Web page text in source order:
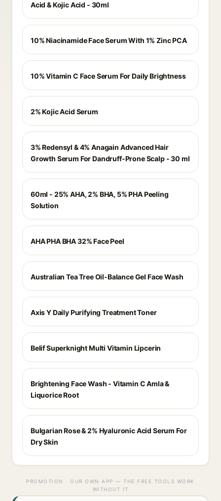
Acid & Kojic Acid - 30ml
10% Niacinamide Face Serum With 1% Zinc PCA
10% Vitamin C Face Serum For Daily Brightness
2% Kojic Acid Serum
3% Redensyl & 4% Anagain Advanced Hair
Growth Serum For Dandruff-Prone Scalp - 30 ml
60ml - 25% AHA, 2% BHA, 5% PHA Peeling
Solution
AHA PHA BHA 32% Face Peel
Australian Tea Tree Oil-Balance Gel Face Wash
Axis Y Daily Purifying Treatment Toner
Belif Superknight Multi Vitamin Lipcerin
Brightening Face Wash - Vitamin C Amla &
Liquorice Root
Bulgarian Rose & 2% Hyaluronic Acid Serum For
Dry Skin
PROMOTION · OUR OWN APP — THE FREE TOOLS WORK
WITHOUT IT